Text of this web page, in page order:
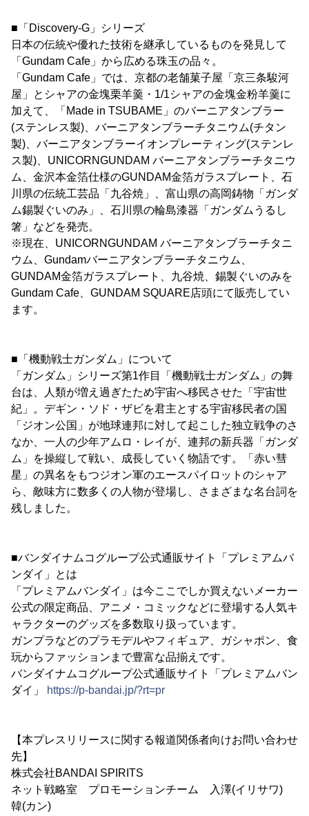
■「Discovery-G」シリーズ
日本の伝統や優れた技術を継承しているものを発見して
「Gundam Cafe」から広める珠玉の品々。
「Gundam Cafe」では、京都の老舗菓子屋「京三条駿河
屋」とシャアの金塊栗羊羹・1/1シャアの金塊金粉羊羹に
加えて、「Made in TSUBAME」のバーニアタンブラー
(ステンレス製)、バーニアタンブラーチタニウム(チタン
製)、バーニアタンブラーイオンプレーティング(ステンレ
ス製)、UNICORNGUNDAM バーニアタンブラーチタニウ
ム、金沢本金箔仕様のGUNDAM金箔ガラスプレート、石
川県の伝統工芸品「九谷焼」、富山県の高岡鋳物「ガンダ
ム錫製ぐいのみ」、石川県の輪島漆器「ガンダムうるし
箸」などを発売。
※現在、UNICORNGUNDAM バーニアタンブラーチタニ
ウム、Gundamバーニアタンブラーチタニウム、
GUNDAM金箔ガラスプレート、九谷焼、錫製ぐいのみを
Gundam Cafe、GUNDAM SQUARE店頭にて販売してい
ます。
■「機動戦士ガンダム」について
「ガンダム」シリーズ第1作目「機動戦士ガンダム」の舞
台は、人類が増え過ぎたため宇宙へ移民させた「宇宙世
紀」。デギン・ソド・ザビを君主とする宇宙移民者の国
「ジオン公国」が地球連邦に対して起こした独立戦争のさ
なか、一人の少年アムロ・レイが、連邦の新兵器「ガンダ
ム」を操縦して戦い、成長していく物語です。「赤い彗
星」の異名をもつジオン軍のエースパイロットのシャア
ら、敵味方に数多くの人物が登場し、さまざまな名台詞を
残しました。
■バンダイナムコグループ公式通販サイト「プレミアムバ
ンダイ」とは
「プレミアムバンダイ」は今ここでしか買えないメーカー
公式の限定商品、アニメ・コミックなどに登場する人気キ
ャラクターのグッズを多数取り扱っています。
ガンプラなどのプラモデルやフィギュア、ガシャポン、食
玩からファッションまで豊富な品揃えです。
バンダイナムコグループ公式通販サイト「プレミアムバン
ダイ」
https://p-bandai.jp/?rt=pr
【本プレスリリースに関する報道関係者向けお問い合わせ
先】
株式会社BANDAI SPIRITS
ネット戦略室 プロモーションチーム 入澤(イリサワ)
韓(カン)